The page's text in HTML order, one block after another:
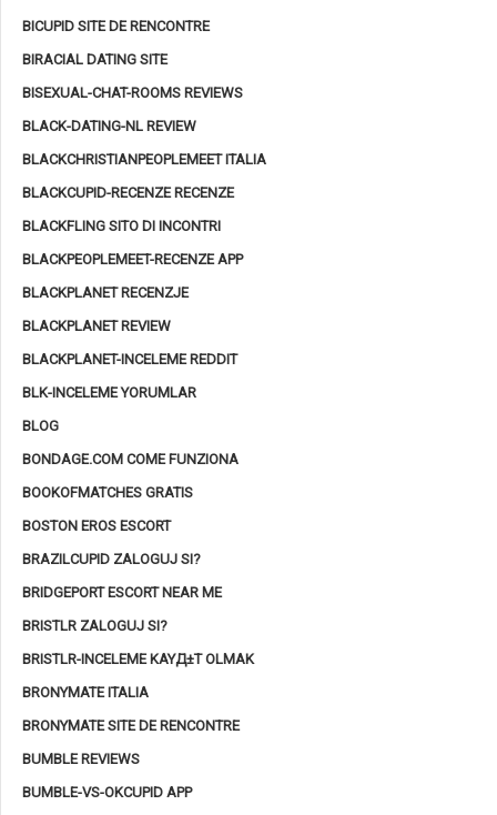
BICUPID SITE DE RENCONTRE
BIRACIAL DATING SITE
BISEXUAL-CHAT-ROOMS REVIEWS
BLACK-DATING-NL REVIEW
BLACKCHRISTIANPEOPLEMEET ITALIA
BLACKCUPID-RECENZE RECENZE
BLACKFLING SITO DI INCONTRI
BLACKPEOPLEMEET-RECENZE APP
BLACKPLANET RECENZJE
BLACKPLANET REVIEW
BLACKPLANET-INCELEME REDDIT
BLK-INCELEME YORUMLAR
BLOG
BONDAGE.COM COME FUNZIONA
BOOKOFMATCHES GRATIS
BOSTON EROS ESCORT
BRAZILCUPID ZALOGUJ SI?
BRIDGEPORT ESCORT NEAR ME
BRISTLR ZALOGUJ SI?
BRISTLR-INCELEME KAYД±T OLMAK
BRONYMATE ITALIA
BRONYMATE SITE DE RENCONTRE
BUMBLE REVIEWS
BUMBLE-VS-OKCUPID APP